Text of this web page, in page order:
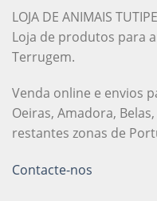
LOJA DE ANIMAIS
Loja de produtos para
Terrugem.
Venda online e envios
Oeiras, Amadora,
restantes zonas de
Contacte-nos